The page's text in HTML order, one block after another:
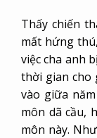
Thấy chiến
mất hứng
việc cha anh
thời gian cho
vào giữa
môn dã cầu,
môn này.